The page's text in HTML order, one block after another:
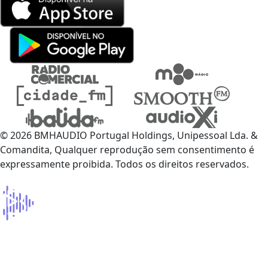
© 2026 BMHAUDIO Portugal Holdings, Unipessoal Lda. &
Comandita, Qualquer reprodução sem consentimento é
expressamente proibida. Todos os direitos reservados.